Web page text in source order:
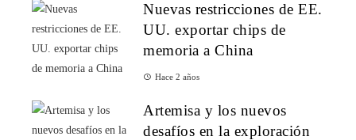
Nuevas restricciones de EE.
UU. exportar chips de
memoria a China
Hace 2 años
Artemisa y los nuevos
desafíos en la exploración